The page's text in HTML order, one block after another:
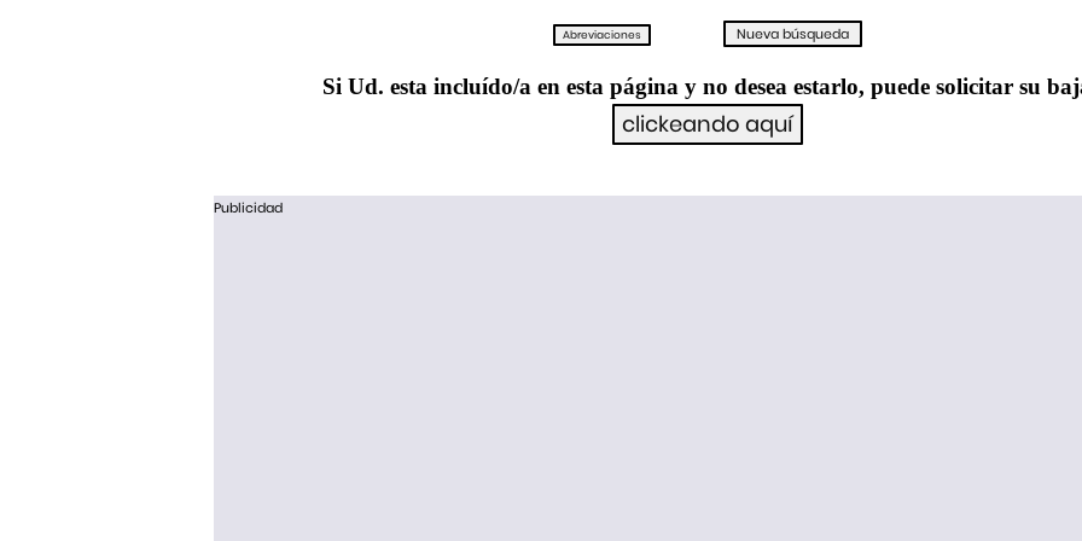
Si Ud. esta incluído/a en esta página y no desea estarlo, puede solicitar su
Publicidad